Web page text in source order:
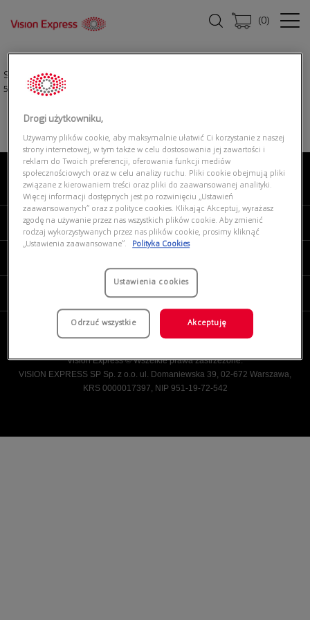
(0)
Strona główna|
5001T3
O NAS
MOJE VISION EXPRESS
Vision Express © Wszelkie prawa zastrzeżone.
VISION EXPRESS SP Sp. z o.o. ul. Domaniewska 39, 02-672 Warszawa,
KRS 0000017397, NIP 951-19-72-542
Drogi użytkowniku,
Używamy plików cookie, aby maksymalnie ułatwić Ci korzystanie z naszej
strony internetowej, w tym także w celu dostosowania jej zawartości i
reklam do Twoich preferencji, oferowania funkcji mediów
społecznościowych oraz w celu analizy ruchu. Pliki cookie obejmują pliki
związane z kierowaniem treści oraz pliki do zaawansowanej analityki.
Więcej informacji dostępnych jest po rozwinięciu „Ustawień
zaawansowanych” oraz z polityce cookies. Klikając Akceptuj, wyrażasz
zgodę na używanie przez nas wszystkich plików cookie. Aby zmienić
rodzaj wykorzystywanych przez nas plików cookie, prosimy kliknąć
„Ustawienia zaawansowane”.
Polityka Cookies
Ustawienia cookies
Odrzuć wszystkie Akceptuję